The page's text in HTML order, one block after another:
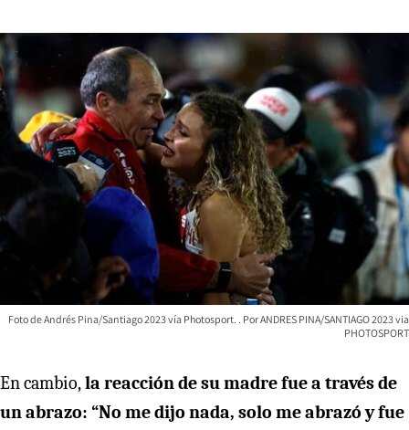
Foto de Andrés Pina/Santiago 2023 vía Photosport.
ANDRES PINA/SANTIAGO 2023 via
PHOTOSPORT
En cambio,la reacción de su madre fue a través de
un abrazo: “No me dijo nada, solo me abrazó y fue